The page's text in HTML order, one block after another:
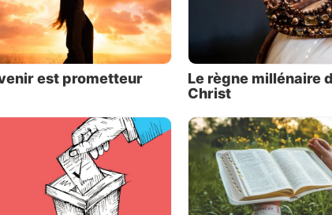
Donner à l’empire de l’accroissement, et une
David et à son royaume, l’affermir et le
la justice, dès maintenant et à toujours :
l’Eternel des armées » (Ésaïe 9:7).
les affaires de l’humanité – dans nos
religieuses et nos établissements
nos systèmes légaux, etc. Et c’est en fait le
l’Évangile, qui est la bonne nouvelle de
Royaume de Dieu sur terre.
est prometteur
Le règne millénaire
Christ